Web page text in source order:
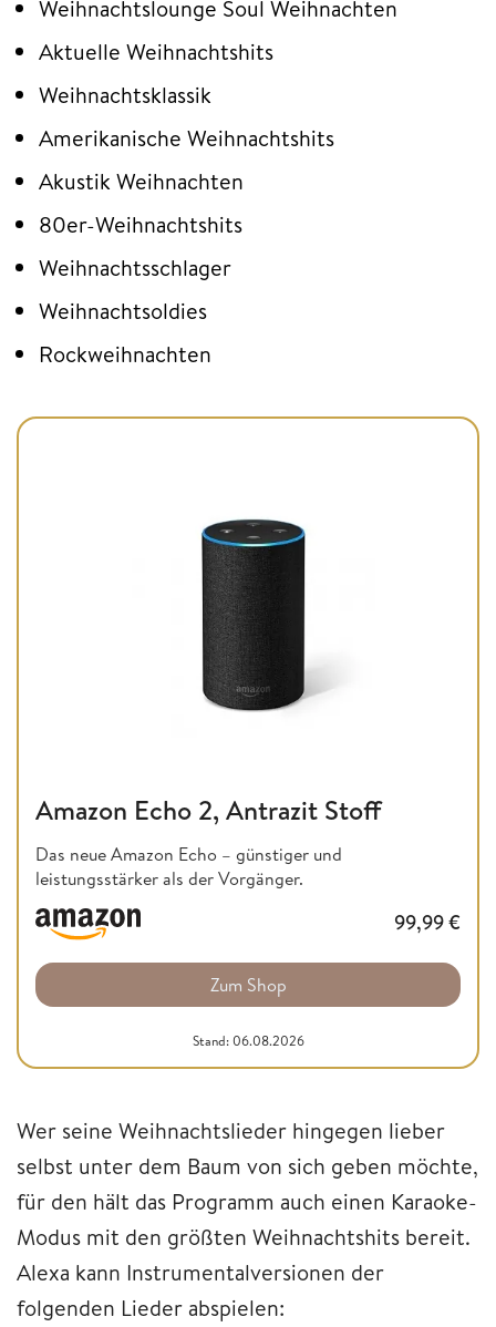
Weihnachtslounge Soul Weihnachten
Aktuelle Weihnachtshits
Weihnachtsklassik
Amerikanische Weihnachtshits
Akustik Weihnachten
80er-Weihnachtshits
Weihnachtsschlager
Weihnachtsoldies
Rockweihnachten
Amazon Echo 2, Antrazit Stoff
Das neue Amazon Echo – günstiger und
leistungsstärker als der Vorgänger.
99,99€
Zum Shop
Stand: 06.08.2026
Wer seine Weihnachtslieder hingegen lieber
selbst unter dem Baum von sich geben möchte,
für den hält das Programm auch einen Karaoke-
Modus mit den größten Weihnachtshits bereit.
Alexa kann Instrumentalversionen der
folgenden Lieder abspielen: